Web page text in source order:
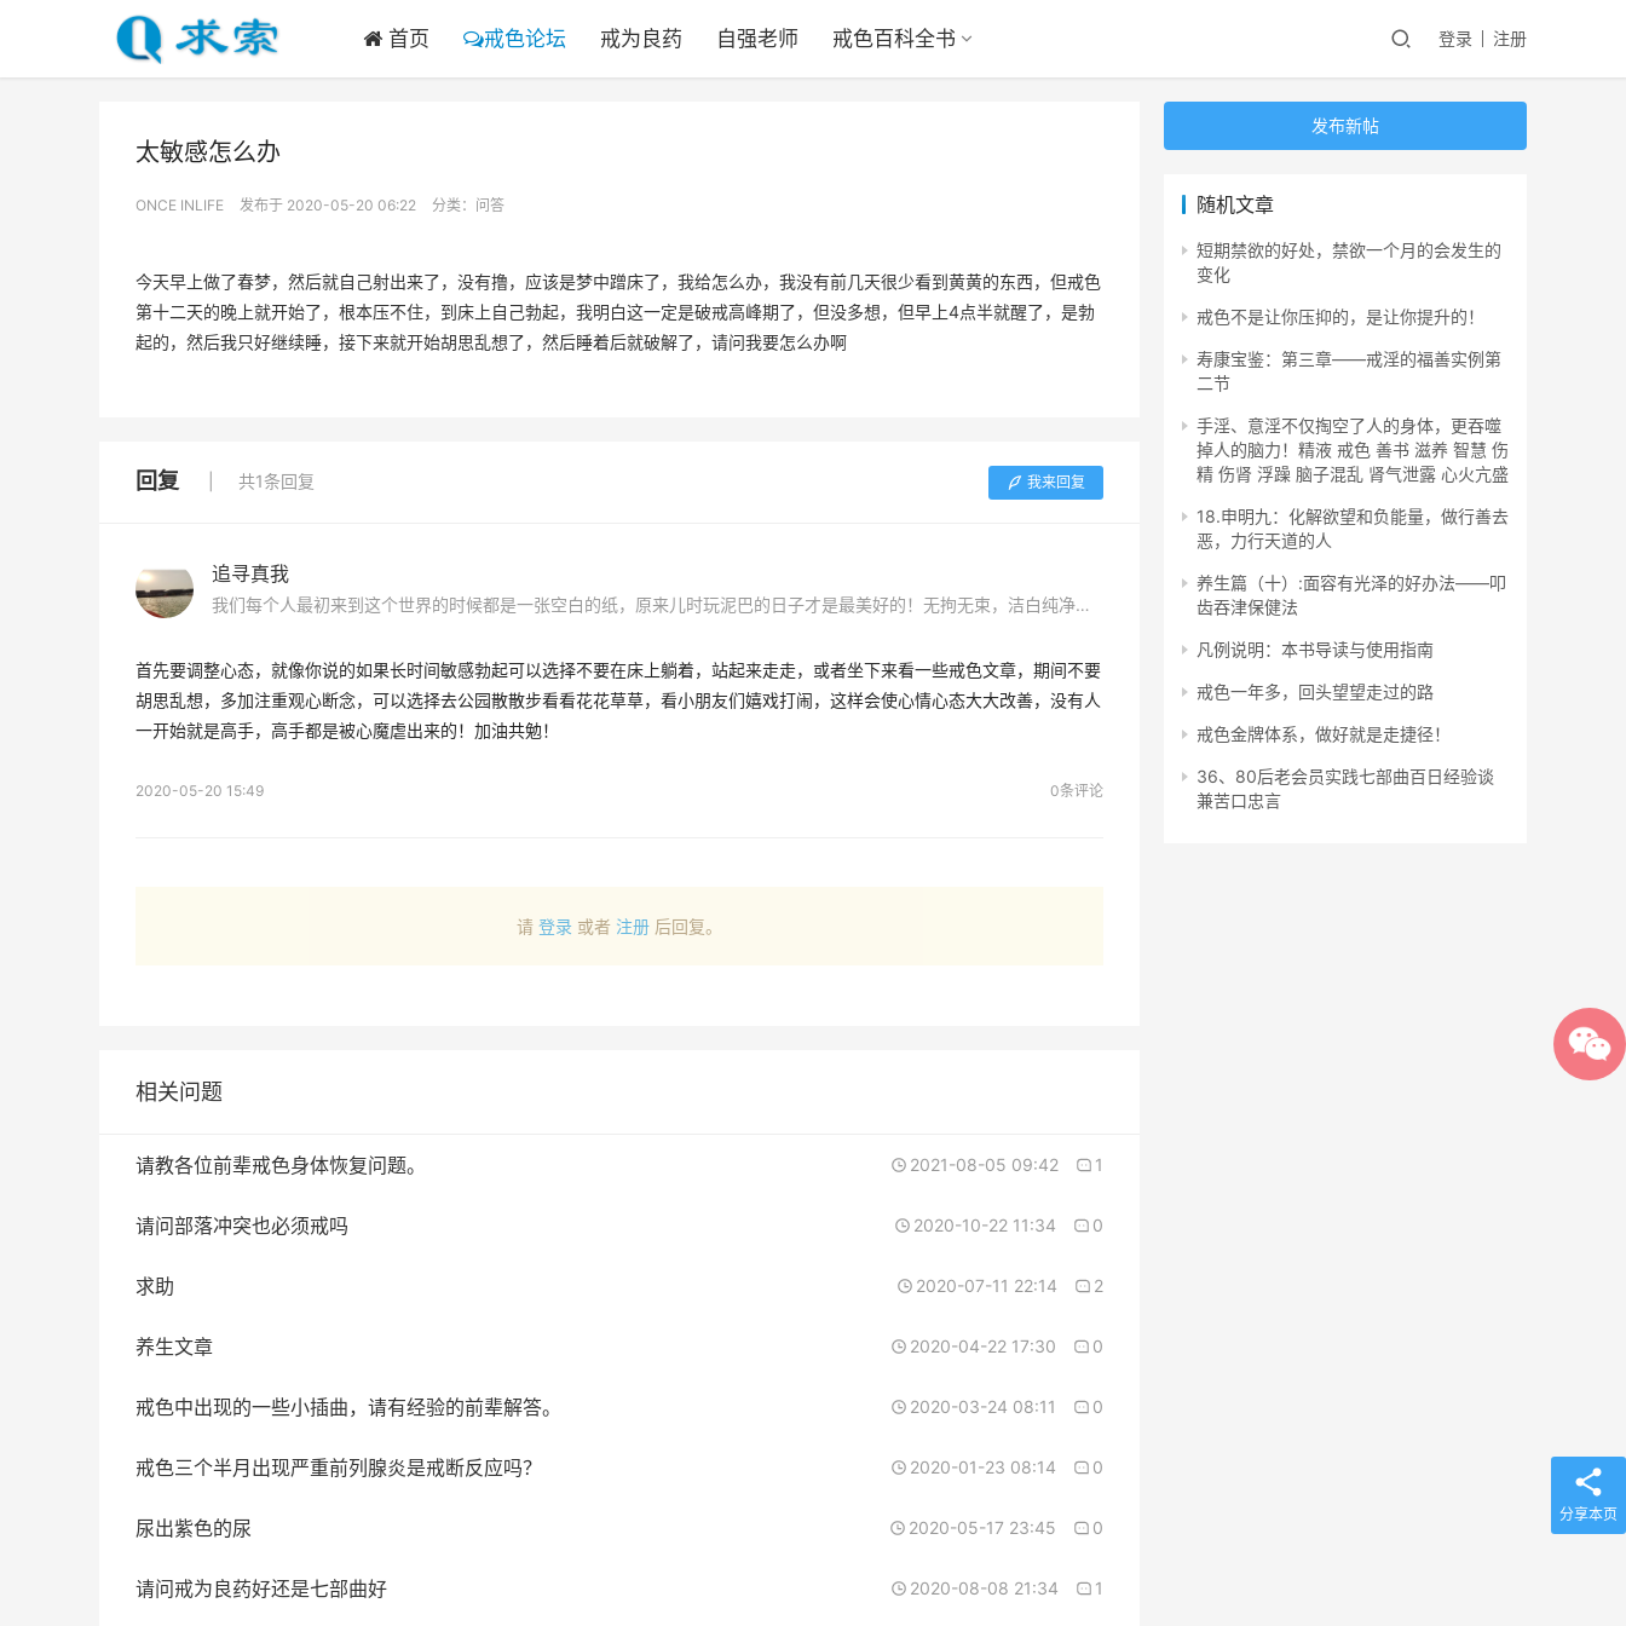
首页 戒色论坛 戒为良药 自强老师 戒色百科全书 登录 注册
太敏感怎么办
ONCE INLIFE 发布于 2020-05-20 06:22 分类： 问答
今天早上做了春梦，然后就自己射出来了，没有撸，应该是梦中蹭床了，我给怎么办，我没有前几天很少看到黄黄的东西，但戒色
第十二天的晚上就开始了，根本压不住，到床上自己勃起，我明白这一定是破戒高峰期了，但没多想，但早上4点半就醒了，是勃
起的，然后我只好继续睡，接下来就开始胡思乱想了，然后睡着后就破解了，请问我要怎么办啊
回复 共1条回复 我来回复
追寻真我
我们每个人最初来到这个世界的时候都是一张空白的纸，原来儿时玩泥巴的日子才是最美好的！无拘无束，洁白纯净。前辈们的话使我重获信心：如果你染上sy，请不要怕，好好面对他，戒除了，走出这片沼泽地，我们在纯净的蓝天下等你！
首先要调整心态，就像你说的如果长时间敏感勃起可以选择不要在床上躺着，站起来走走，或者坐下来看一些戒色文章，期间不要
胡思乱想，多加注重观心断念，可以选择去公园散散步看看花花草草，看小朋友们嬉戏打闹，这样会使心情心态大大改善，没有人
一开始就是高手，高手都是被心魔虐出来的！加油共勉！
2020-05-20 15:49 0条评论
请 登录 或者 注册 后回复。
相关问题
请教各位前辈戒色身体恢复问题。 2021-08-05 09:42 1
请问部落冲突也必须戒吗 2020-10-22 11:34 0
求助 2020-07-11 22:14 2
养生文章 2020-04-22 17:30 0
戒色中出现的一些小插曲，请有经验的前辈解答。 2020-03-24 08:11 0
戒色三个半月出现严重前列腺炎是戒断反应吗？ 2020-01-23 08:14 0
尿出紫色的尿 2020-05-17 23:45 0
请问戒为良药好还是七部曲好 2020-08-08 21:34 1
发布新帖
随机文章
短期禁欲的好处，禁欲一个月的会发生的
变化
戒色不是让你压抑的，是让你提升的！
寿康宝鉴：第三章——戒淫的福善实例第
二节
手淫、意淫不仅掏空了人的身体，更吞噬
掉人的脑力！精液 戒色 善书 滋养 智慧 伤
精 伤肾 浮躁 脑子混乱 肾气泄露 心火亢盛
18.申明九：化解欲望和负能量，做行善去
恶，力行天道的人
养生篇（十）:面容有光泽的好办法——叩
齿吞津保健法
凡例说明：本书导读与使用指南
戒色一年多，回头望望走过的路
戒色金牌体系，做好就是走捷径！
36、80后老会员实践七部曲百日经验谈
兼苦口忠言
分享本页